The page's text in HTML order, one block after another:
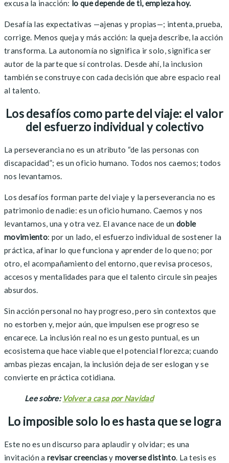
excusa la inacción: lo que depende de ti, empieza hoy.
Desafía las expectativas —ajenas y propias—; intenta, prueba,
corrige. Menos queja y más acción: la queja describe, la acción
transforma. La autonomía no significa ir solo, significa ser
autor de la parte que sí controlas. Desde ahí, la inclusion
también se construye con cada decisión que abre espacio real
al talento.
Los desafíos como parte del viaje: el valor
del esfuerzo individual y colectivo
La perseverancia no es un atributo “de las personas con
discapacidad”; es un oficio humano. Todos nos caemos; todos
nos levantamos.
Los desafíos forman parte del viaje y la perseverancia no es
patrimonio de nadie: es un oficio humano. Caemos y nos
levantamos, una y otra vez. El avance nace de un doble
movimiento: por un lado, el esfuerzo individual de sostener la
práctica, afinar lo que funciona y aprender de lo que no; por
otro, el acompañamiento del entorno, que revisa procesos,
accesos y mentalidades para que el talento circule sin peajes
absurdos.
Sin acción personal no hay progreso, pero sin contextos que
no estorben y, mejor aún, que impulsen ese progreso se
encarece. La inclusión real no es un gesto puntual, es un
ecosistema que hace viable que el potencial florezca; cuando
ambas piezas encajan, la inclusión deja de ser eslogan y se
convierte en práctica cotidiana.
Lee sobre: Volver a casa por Navidad
Lo imposible solo lo es hasta que se logra
Este no es un discurso para aplaudir y olvidar; es una
invitación a revisar creenciasymoverse distinto. La tesis es